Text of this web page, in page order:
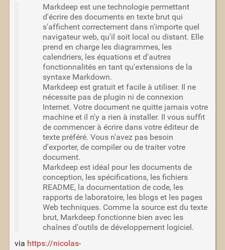
Markdeep est une technologie permettant
d'écrire des documents en texte brut qui
s'affichent correctement dans n'importe quel
navigateur web, qu'il soit local ou distant. Elle
prend en charge les diagrammes, les
calendriers, les équations et d'autres
fonctionnalités en tant qu'extensions de la
syntaxe Markdown.
Markdeep est gratuit et facile à utiliser. Il ne
nécessite pas de plugin ni de connexion
Internet. Votre document ne quitte jamais votre
machine et il n'y a rien à installer. Il vous suffit
de commencer à écrire dans votre éditeur de
texte préféré. Vous n'avez pas besoin
d'exporter, de compiler ou de traiter votre
document.
Markdeep est idéal pour les documents de
conception, les spécifications, les fichiers
README, la documentation de code, les
rapports de laboratoire, les blogs et les pages
Web techniques. Comme la source est du texte
brut, Markdeep fonctionne bien avec les
chaînes d'outils de développement logiciel.
via https://nicolas-